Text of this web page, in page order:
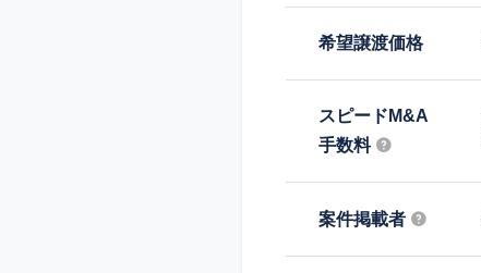
希望譲渡価格
スピードM&A
手数料
案件掲載者